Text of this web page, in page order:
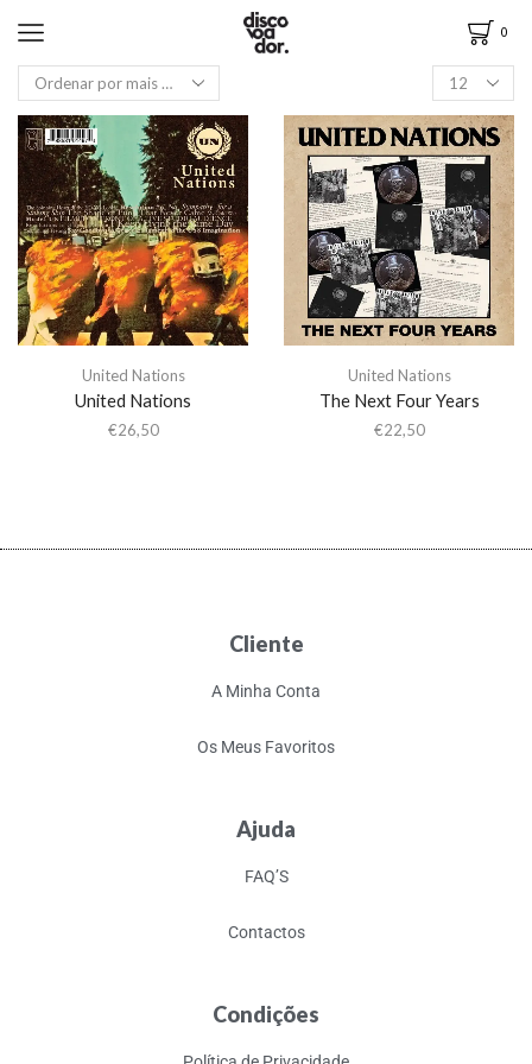
0
United Nations
United Nations
€26,50
United Nations
The Next Four Years
€22,50
Cliente
A Minha Conta
Os Meus Favoritos
Ajuda
FAQ’S
Contactos
Condições